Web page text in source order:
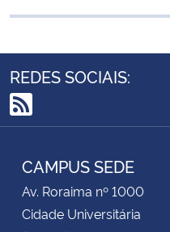
REDES SOCIAIS:
RSS
CAMPUS SEDE
Av. Roraima nº 1000
Cidade Universitária